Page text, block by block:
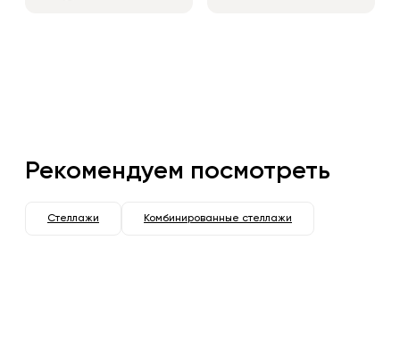
Рекомендуем посмотреть
Стеллажи Комбинированные стеллажи